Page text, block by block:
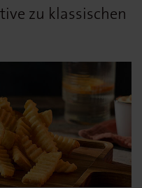
zu klassischen